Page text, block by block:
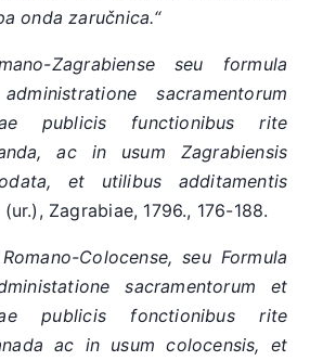
onda zaručnica.“
Zagrabiense seu formula
sacramentorum
publicis functionibus rite
ac in usum Zagrabiensis
et utilibus additamentis
Zagrabiae, 1796., 176-188.
Colocense, seu Formula
sacramentorum et
publicis fonctionibus rite
ac in usum colocensis, et